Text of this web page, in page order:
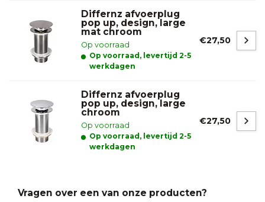
Differnz afvoerplug
pop up, design, large
mat chroom
Op voorraad
Op voorraad, levertijd 2-5
werkdagen
€27,50
Differnz afvoerplug
pop up, design, large
chroom
Op voorraad
Op voorraad, levertijd 2-5
werkdagen
€27,50
Vragen over een van onze producten?